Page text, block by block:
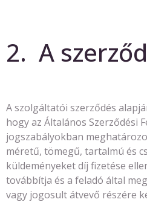
2. A
A szolgáltatói szerződés
hogy az Általános Szerződési
jogszabályokban
méretű, tömegű, tartalmú és
küldeményeket díj fizetése
továbbítja és a feladó által
vagy jogosult átvevő részére